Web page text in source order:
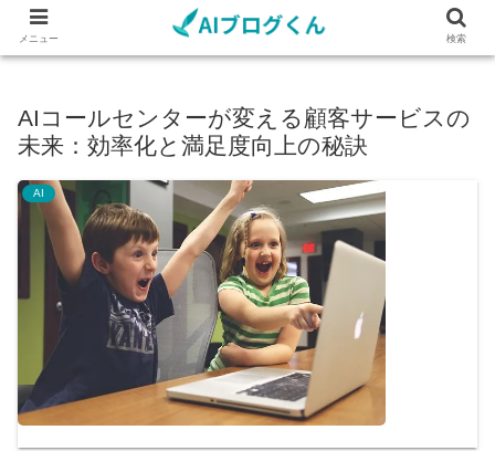
AIコールセンターが変える顧客サービスの
未来：効率化と満足度向上の秘訣
AI
メニュー 検索